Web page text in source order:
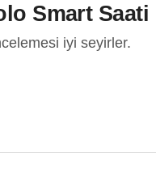
Smart Saati
iyi seyirler.